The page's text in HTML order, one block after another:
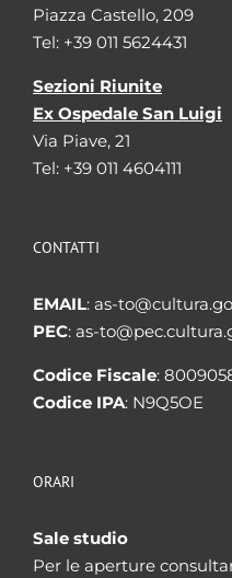
Piazza Castello, 209
Tel: +39 011 5624431
Sezioni Riunite
Ex Ospedale San Luigi
Via Piave, 21
Tel: +39 011 4604111
CONTATTI
EMAIL: as-
PEC: as-
Codice Fiscale:
Codice IPA: N9Q5OE
ORARI
Sale studio
Per le aperture